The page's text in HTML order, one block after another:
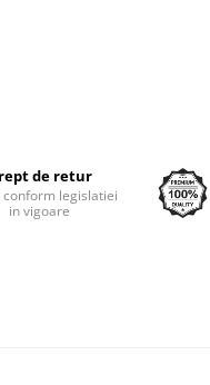
de retur
conform legislatiei
in vigoare